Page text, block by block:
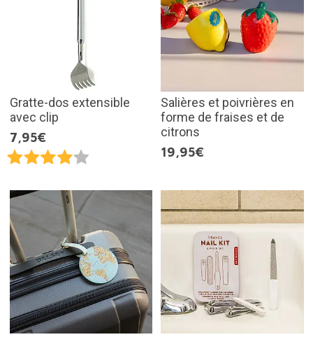
Gratte-dos extensible
avec clip
7,95€
Salières et poivrières en
forme de fraises et de
citrons
19,95€